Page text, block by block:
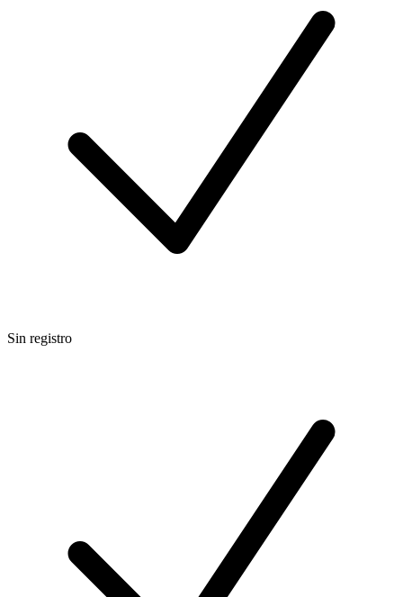
Sin registro